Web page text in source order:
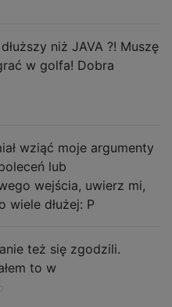
0));
2));
niż JAVA ?! Muszę
w golfa! Dobra
wziąć moje argumenty
lub
wejścia, uwierz mi,
wiele dłużej: P
też się zgodzili.
to w